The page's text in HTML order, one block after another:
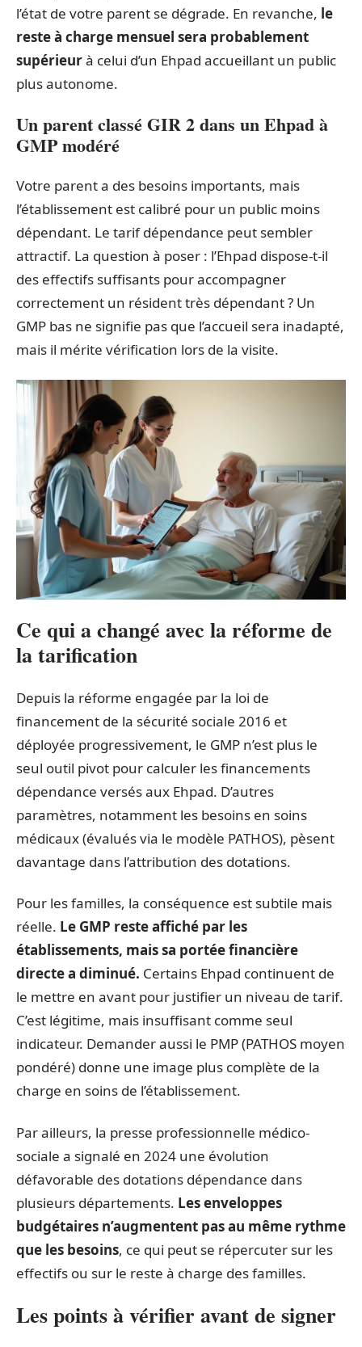
l’état de votre parent se dégrade. En revanche, le
reste à charge mensuel sera probablement
supérieurà celui d’un Ehpad accueillant un public
plus autonome.
Un parent classé GIR 2 dans un Ehpad à
GMP modéré
Votre parent a des besoins importants, mais
l’établissement est calibré pour un public moins
dépendant. Le tarif dépendance peut sembler
attractif. La question à poser : l’Ehpad dispose-t-il
des effectifs suffisants pour accompagner
correctement un résident très dépendant ? Un
GMP bas ne signifie pas que l’accueil sera inadapté,
mais il mérite vérification lors de la visite.
Ce qui a changé avec la réforme de
la tarification
Depuis la réforme engagée par la loi de
financement de la sécurité sociale 2016 et
déployée progressivement, le GMP n’est plus le
seul outil pivot pour calculer les financements
dépendance versés aux Ehpad. D’autres
paramètres, notamment les besoins en soins
médicaux (évalués via le modèle PATHOS), pèsent
davantage dans l’attribution des dotations.
Pour les familles, la conséquence est subtile mais
réelle. Le GMP reste affiché par les
établissements, mais sa portée financière
directe a diminué. Certains Ehpad continuent de
le mettre en avant pour justifier un niveau de tarif.
C’est légitime, mais insuffisant comme seul
indicateur. Demander aussi le PMP (PATHOS moyen
pondéré) donne une image plus complète de la
charge en soins de l’établissement.
Par ailleurs, la presse professionnelle médico-
sociale a signalé en 2024 une évolution
défavorable des dotations dépendance dans
plusieurs départements. Les enveloppes
budgétaires n’augmentent pas au même rythme
que les besoins, ce qui peut se répercuter sur les
effectifs ou sur le reste à charge des familles.
Les points à vérifier avant de signer